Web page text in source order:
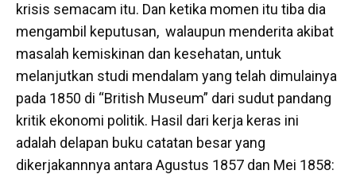
krisis semacam itu. Dan ketika momen itu tiba dia
mengambil keputusan, walaupun menderita akibat
masalah kemiskinan dan kesehatan, untuk
melanjutkan studi mendalam yang telah dimulainya
pada 1850 di “British Museum” dari sudut pandang
kritik ekonomi politik. Hasil dari kerja keras ini
adalah delapan buku catatan besar yang
dikerjakannnya antara Agustus 1857 dan Mei 1858: